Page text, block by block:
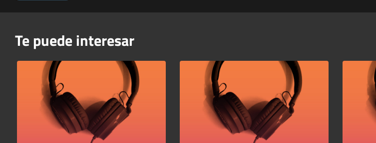
Te puede interesar